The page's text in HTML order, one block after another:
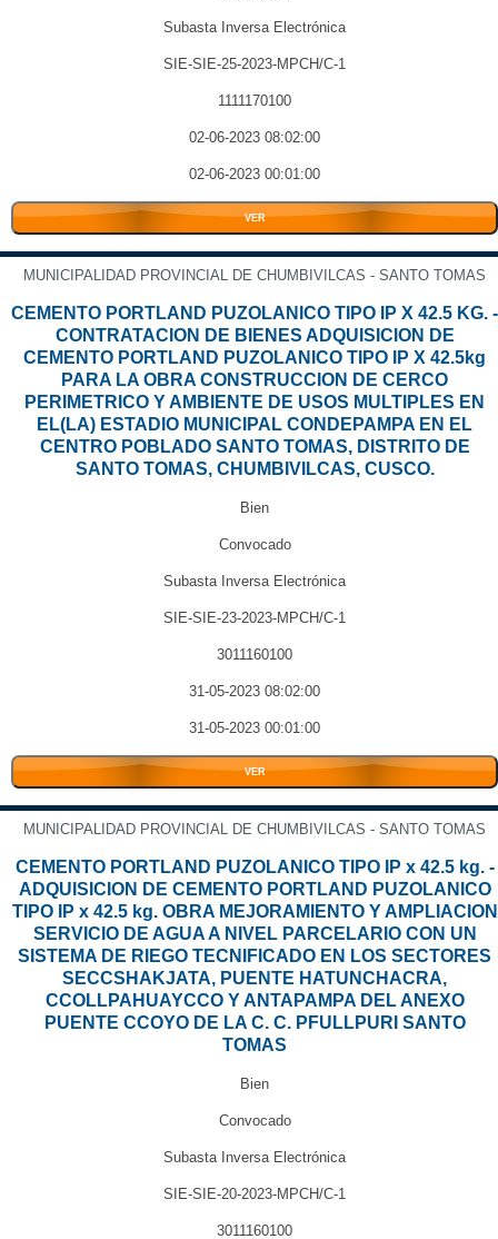
Subasta Inversa Electrónica
SIE-SIE-25-2023-MPCH/C-1
1111170100
02-06-2023 08:02:00
02-06-2023 00:01:00
VER
MUNICIPALIDAD PROVINCIAL DE CHUMBIVILCAS - SANTO TOMAS
CEMENTO PORTLAND PUZOLANICO TIPO IP X 42.5 KG. -
CONTRATACION DE BIENES ADQUISICION DE
CEMENTO PORTLAND PUZOLANICO TIPO IP X 42.5kg
PARA LA OBRA CONSTRUCCION DE CERCO
PERIMETRICO Y AMBIENTE DE USOS MULTIPLES EN
EL(LA) ESTADIO MUNICIPAL CONDEPAMPA EN EL
CENTRO POBLADO SANTO TOMAS, DISTRITO DE
SANTO TOMAS, CHUMBIVILCAS, CUSCO.
Bien
Convocado
Subasta Inversa Electrónica
SIE-SIE-23-2023-MPCH/C-1
3011160100
31-05-2023 08:02:00
31-05-2023 00:01:00
VER
MUNICIPALIDAD PROVINCIAL DE CHUMBIVILCAS - SANTO TOMAS
CEMENTO PORTLAND PUZOLANICO TIPO IP x 42.5 kg. -
ADQUISICION DE CEMENTO PORTLAND PUZOLANICO
TIPO IP x 42.5 kg. OBRA MEJORAMIENTO Y AMPLIACION
SERVICIO DE AGUA A NIVEL PARCELARIO CON UN
SISTEMA DE RIEGO TECNIFICADO EN LOS SECTORES
SECCSHAKJATA, PUENTE HATUNCHACRA,
CCOLLPAHUAYCCO Y ANTAPAMPA DEL ANEXO
PUENTE CCOYO DE LA C. C. PFULLPURI SANTO
TOMAS
Bien
Convocado
Subasta Inversa Electrónica
SIE-SIE-20-2023-MPCH/C-1
3011160100